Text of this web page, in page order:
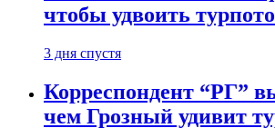
чтобы удвоить
3 дня спустя
Корреспондент “РГ”
чем Грозный удивит